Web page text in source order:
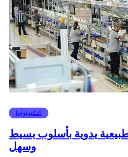
التكنولوجيا
يدوية بأسلوب بسيط
وسهل